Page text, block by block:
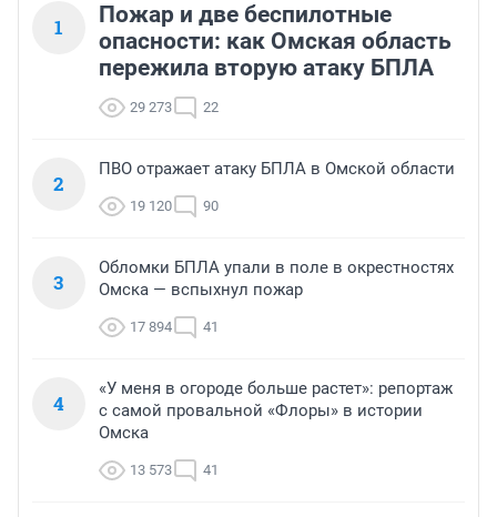
1
Пожар и две беспилотные
опасности: как Омская область
пережила вторую атаку БПЛА
29 273 22
2
ПВО отражает атаку БПЛА в Омской области
19 120 90
3
Обломки БПЛА упали в поле в окрестностях
Омска — вспыхнул пожар
17 894 41
4
«У меня в огороде больше растет»: репортаж
с самой провальной «Флоры» в истории
Омска
13 573 41